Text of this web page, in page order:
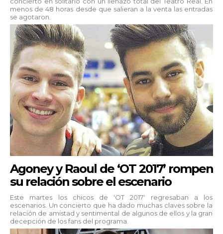
menos de 48 horas desde que salieran a la venta las entradas
se agotaron.
Agoney y Raoul de ‘OT 2017’ rompen
su relación sobre el escenario
Este martes los chicos de 'OT 2017' regresaban a los
escenarios. Un concierto que ha dado muchas claves sobre la
relación de amistad y sentimental de algunos de ellos y la gran
decepción de los fans del programa.